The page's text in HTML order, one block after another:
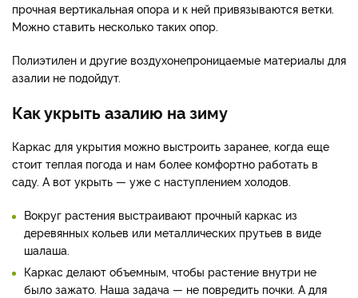
прочная вертикальная опора и к ней привязываются ветки.
Можно ставить несколько таких опор.
Полиэтилен и другие воздухонепроницаемые материалы для
азалии не подойдут.
Как укрыть азалию на зиму
Каркас для укрытия можно выстроить заранее, когда еще
стоит теплая погода и нам более комфортно работать в
саду. А вот укрыть — уже с наступлением холодов.
Вокруг растения выстраивают прочный каркас из
деревянных кольев или металлических прутьев в виде
шалаша.
Каркас делают объемным, чтобы растение внутри не
было зажато. Наша задача — не повредить почки. А для